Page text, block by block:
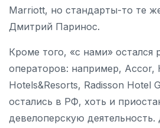
Marriott, но стандарты-то те
Дмитрий Паринос.
Кроме того, «с нами»
операторов: например, Accor,
Hotels&Resorts, Radisson Hotel
остались в РФ, хоть и
девелоперскую деятельность.